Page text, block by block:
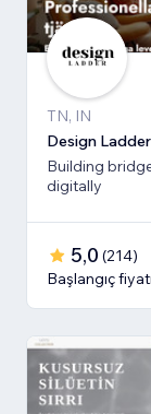
TN, IN
Design Ladder
Building
digitally
5,0 (214)
Başlangıç